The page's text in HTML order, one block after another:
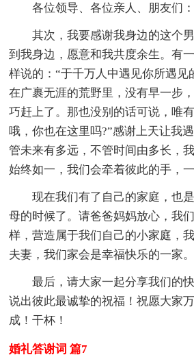
各位领导、各位亲人、朋友们：
其次，我要感谢我身边的这个
到我身边，愿意和我共度余生。有
样说的：“于千万人中遇见你所遇见
在广裹无涯的荒野里，没有早一步
巧赶上了。那也没别的话可说，唯
哦，你也在这里吗?”感谢上天让我
管未来有多远，不管时间由多长，
始终如一，我们会牵着彼此的手，一
现在我们有了自己的家庭，也
母的时候了。请爸爸妈妈放心，我
样，营造属于我们自己的小家庭，
夫妻，我们家会是幸福快乐的一家。
最后，请大家一起分享我们的
说出彼此最诚挚的祝福！祝愿大家
成！干杯！
婚礼答谢词 篇7